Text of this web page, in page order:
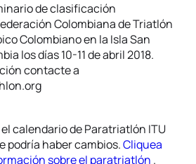
de clasificación
Colombiana de Triatlón
Colombiano en la Isla San
los días 10-11 de abril 2018.
contacte a
calendario de Paratriatlón ITU
podría haber cambios.Cliquea
sobre el paratriatlón .